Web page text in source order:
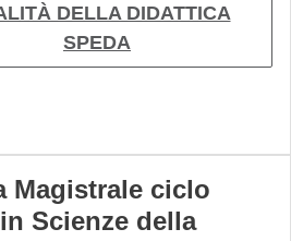
DELLA DIDATTICA
SPEDA
Magistrale ciclo
Scienze della